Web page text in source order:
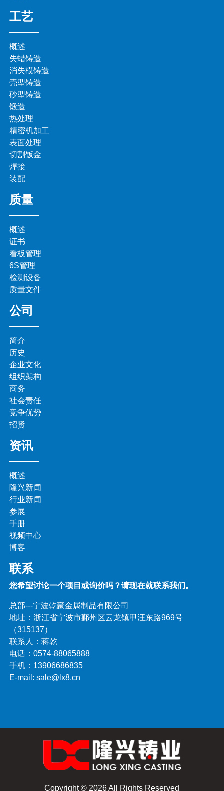
工艺
概述
失蜡铸造
消失模铸造
壳型铸造
砂型铸造
锻造
热处理
精密机加工
表面处理
切割钣金
焊接
装配
质量
概述
证书
看板管理
6S管理
检测设备
质量文件
公司
简介
历史
企业文化
组织架构
商务
社会责任
竞争优势
招贤
资讯
概述
隆兴新闻
行业新闻
参展
手册
视频中心
博客
联系
您希望讨论一个项目或询价吗？请现在就联系我们。
总部---宁波乾豪金属制品有限公司
地址：浙江省宁波市鄞州区云龙镇甲汪东路969号
（315137）
联系人：蒋乾
电话：0574-88065888
手机：13906686835
E-mail: sale@lx8.cn
Copyright © 2026 All Rights Reserved